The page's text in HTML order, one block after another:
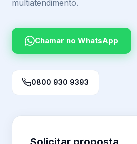
multiatendimento.
Chamar no WhatsApp
0800 930 9393
Solicitar proposta